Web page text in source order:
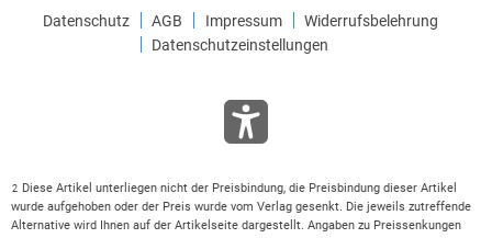
Datenschutz AGB Impressum
Widerrufsbelehrung
Datenschutzeinstellungen
2 Diese Artikel unterliegen nicht der Preisbindung, die Preisbindung dieser Artikel
wurde aufgehoben oder der Preis wurde vom Verlag gesenkt. Die jeweils zutreffende
Alternative wird Ihnen auf der Artikelseite dargestellt. Angaben zu Preissenkungen